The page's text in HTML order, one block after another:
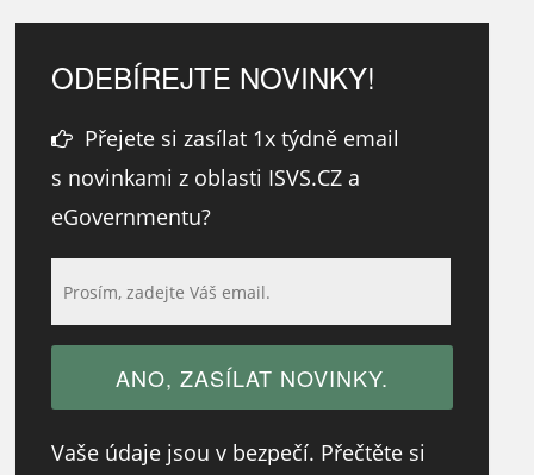
ODEBÍREJTE NOVINKY!
Přejete si zasílat 1x týdně email
s novinkami z oblasti ISVS.CZ a
eGovernmentu?
Vaše údaje jsou v bezpečí. Přečtěte si